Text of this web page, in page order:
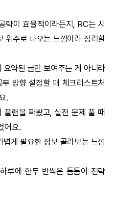
략이 효율적이라든지, RC는 시
위주로 나오는 느낌이라 정리할
약된 글만 보여주는 게 아니라
방향 설정할 때 체크리스트처
.
랜을 짜봤고, 실전 문제 풀 때
어요.
게 필요한 정보 골라보는 느낌
루에 한두 번씩은 틈틈이 전략